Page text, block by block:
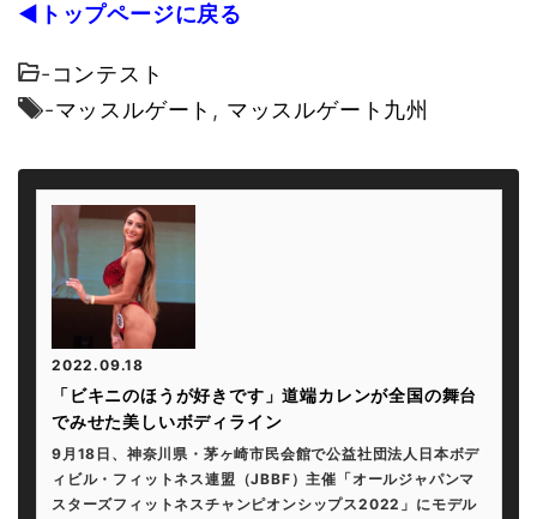
◀トップページに戻る
-コンテスト
-マッスルゲート , マッスルゲート九州
2022.09.18
「ビキニのほうが好きです」道端カレンが全国の舞台
でみせた美しいボディライン
9月18日、神奈川県・茅ヶ崎市民会館で公益社団法人日本ボデ
ィビル・フィットネス連盟（JBBF）主催「オールジャパンマ
スターズフィットネスチャンピオンシップス2022」にモデル